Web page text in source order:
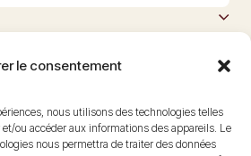
le consentement
nous utilisons des technologies telles
ou accéder aux informations des appareils. Le
nous permettra de traiter des données